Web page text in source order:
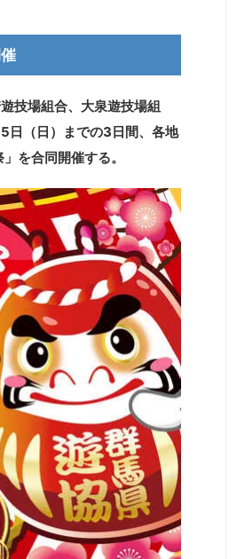
技場組合、大泉遊技場組
日（日）までの3日間、各地
を合同開催する。